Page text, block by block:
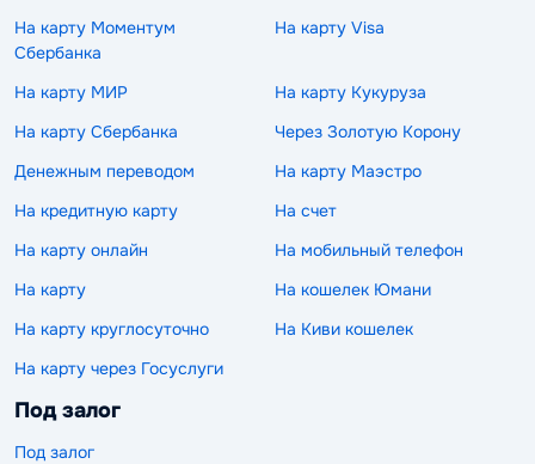
На карту Моментум
Сбербанка
На карту Visa
На карту МИР
На карту Кукуруза
На карту Сбербанка
Через Золотую Корону
Денежным переводом
На карту Маэстро
На кредитную карту
На счет
На карту онлайн
На мобильный телефон
На карту
На кошелек Юмани
На карту круглосуточно
На Киви кошелек
На карту через Госуслуги
Под залог
Под залог